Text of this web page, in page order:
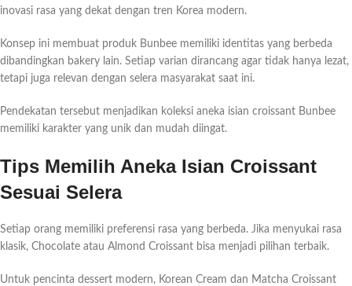
inovasi rasa yang dekat dengan tren Korea modern.
Konsep ini membuat produk Bunbee memiliki identitas yang berbeda
dibandingkan bakery lain. Setiap varian dirancang agar tidak hanya lezat,
tetapi juga relevan dengan selera masyarakat saat ini.
Pendekatan tersebut menjadikan koleksi aneka isian croissant Bunbee
memiliki karakter yang unik dan mudah diingat.
Tips Memilih Aneka Isian Croissant
Sesuai Selera
Setiap orang memiliki preferensi rasa yang berbeda. Jika menyukai rasa
klasik, Chocolate atau Almond Croissant bisa menjadi pilihan terbaik.
Untuk pencinta dessert modern, Korean Cream dan Matcha Croissant